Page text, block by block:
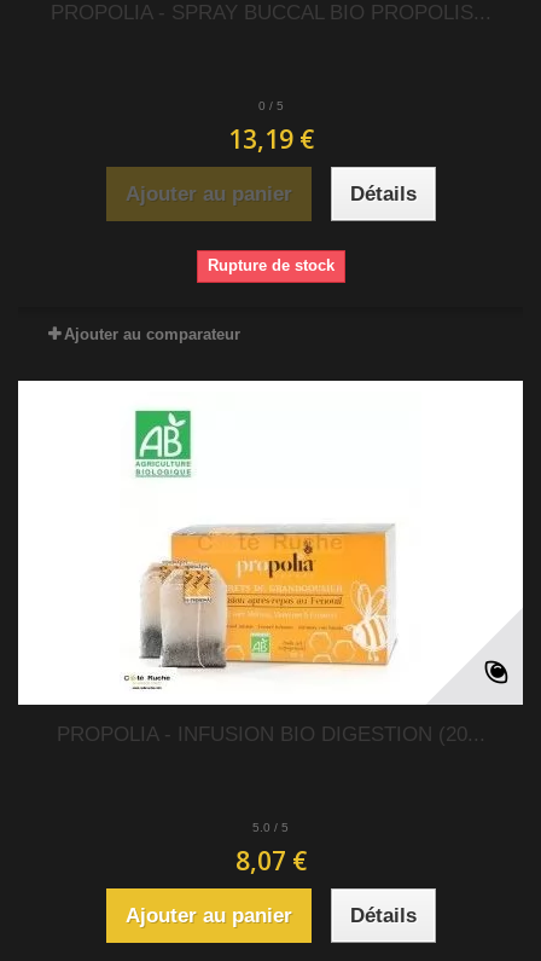
PROPOLIA - SPRAY BUCCAL BIO PROPOLIS...
0 / 5
13,19 €
Ajouter au panier Détails
Rupture de stock
Ajouter au comparateur
PROPOLIA - INFUSION BIO DIGESTION (20...
5.0 / 5
8,07 €
Ajouter au panier Détails